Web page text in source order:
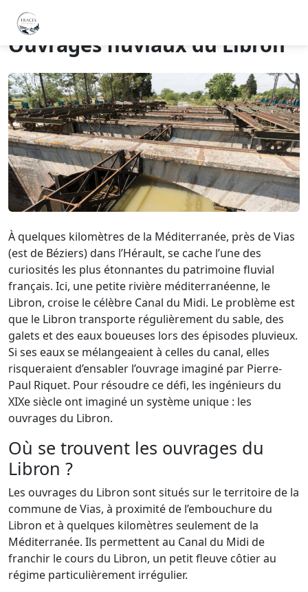
Ouvrages fluviaux du Libron
À quelques kilomètres de la Méditerranée, près de Vias
(est de Béziers) dans l’Hérault, se cache l’une des
curiosités les plus étonnantes du patrimoine fluvial
français. Ici, une petite rivière méditerranéenne, le
Libron, croise le célèbre Canal du Midi. Le problème est
que le Libron transporte régulièrement du sable, des
galets et des eaux boueuses lors des épisodes pluvieux.
Si ses eaux se mélangeaient à celles du canal, elles
risqueraient d’ensabler l’ouvrage imaginé par Pierre-
Paul Riquet. Pour résoudre ce défi, les ingénieurs du
XIXe siècle ont imaginé un système unique : les
ouvrages du Libron.
Où se trouvent les ouvrages du
Libron ?
Les ouvrages du Libron sont situés sur le territoire de la
commune de Vias, à proximité de l’embouchure du
Libron et à quelques kilomètres seulement de la
Méditerranée. Ils permettent au Canal du Midi de
franchir le cours du Libron, un petit fleuve côtier au
régime particulièrement irrégulier.